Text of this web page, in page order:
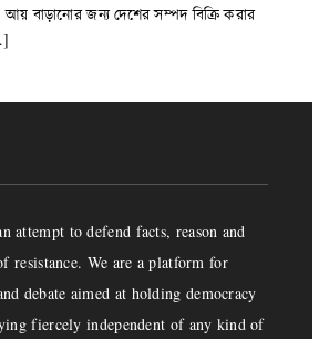
আয় বাড়ানোর জন্য দেশের সম্পদ বিক্রি করার
attempt to defend facts, reason and
resistance. We are a platform for
debate aimed at holding democracy
fiercely independent of any kind of